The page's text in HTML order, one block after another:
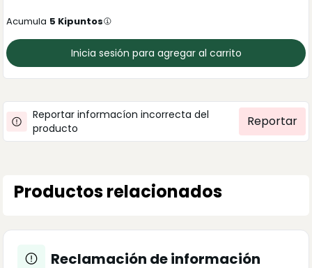
Acumula 5 Kipuntos
Inicia sesión para agregar al carrito
Reportar informacíon incorrecta del
producto
Reportar
Productos relacionados
Reclamación de información